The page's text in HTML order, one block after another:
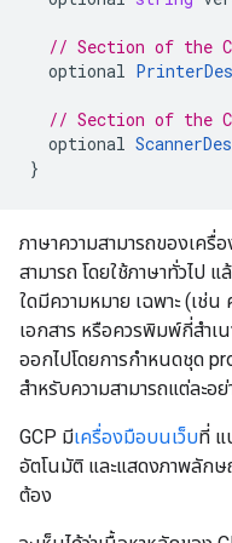
// Section of the
optional
// Section of the
optional
}
ภาษาความสามารถของเครื่
สามารถ โดยใช้ภาษาทั่วไป แ
ใดมีความหมาย เฉพาะ (เช่
เอกสาร หรือควรพิมพ์กี่สำเ
ออกไปโดยการกำหนดชุด
สำหรับความสามารถแต่ละ
GCP มีเครื่องมือบนเว็บที่ แ
อัตโนมัติ และแสดงภาพลักษ
ต้อง